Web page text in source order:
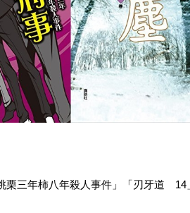
栗三年柿八年殺人事件」「刃牙道 14